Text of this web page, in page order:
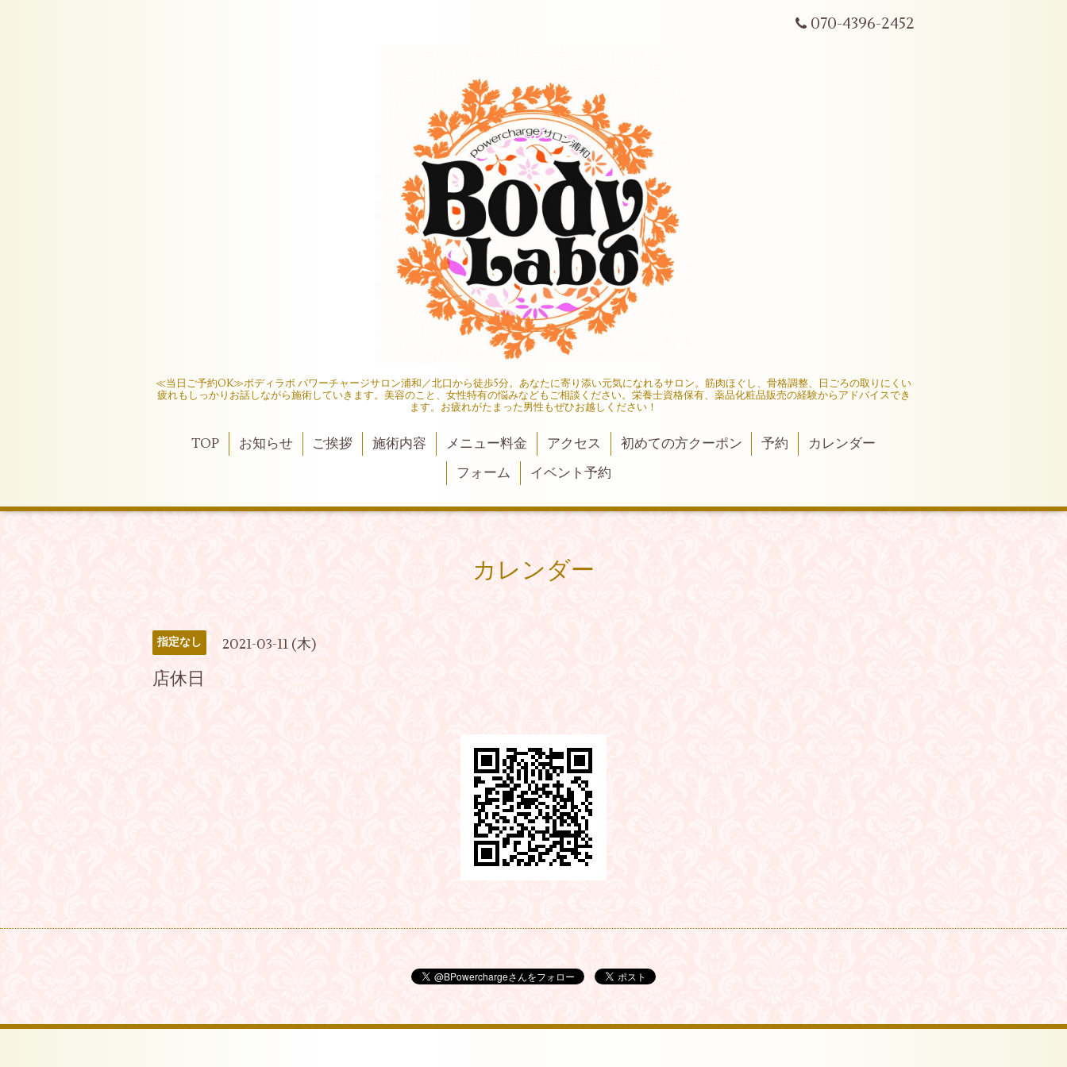
070-4396-2452
≪当日ご予約OK≫ボディラボ パワーチャージサロン浦和／北口から徒歩5分。あなたに寄り添い元気になれるサロン。筋肉ほぐし、骨格調整、日ごろの取りにくい
疲れもしっかりお話しながら施術していきます。美容のこと、女性特有の悩みなどもご相談ください。栄養士資格保有、薬品化粧品販売の経験からアドバイスでき
ます。お疲れがたまった男性もぜひお越しください！
TOP お知らせ ご挨拶 施術内容 メニュー料金 アクセス 初めての方クーポン 予約
カレンダー
フォーム
イベント予約
カレンダー
指定なし 2021-03-11 (木)
店休日